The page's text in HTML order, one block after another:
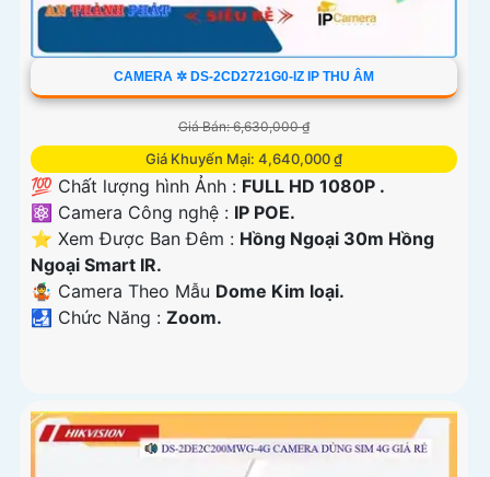
CAMERA ✲ DS-2CD2721G0-IZ IP THU ÂM
Giá Bán: 6,630,000 ₫
Giá Khuyến Mại: 4,640,000 ₫
💯 Chất lượng hình Ảnh : FULL HD 1080P .
⚛️ Camera Công nghệ : IP POE.
⭐ Xem Được Ban Đêm : Hồng Ngoại 30m Hồng
Ngoại Smart IR.
🤹 Camera Theo Mẫu Dome Kim loại.
️🛃 Chức Năng : Zoom.